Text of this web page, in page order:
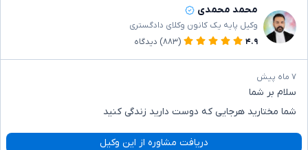
محمد محمدی
وکیل پایه یک کانون وکلای دادگستری
۴.۹
(۸۸۳) دیدگاه
۷ ماه پیش
سلام بر شما
شما مختارید هرجایی که دوست دارید زندگی کنید
دریافت مشاوره از این وکیل